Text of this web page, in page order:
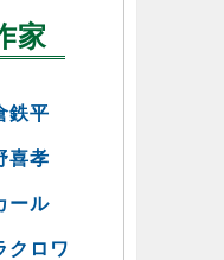
家
鉄平
喜孝
ール
クロワ